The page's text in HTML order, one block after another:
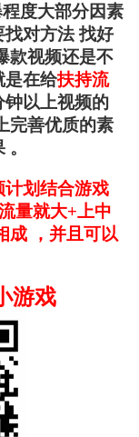
度大部分因素
对方法 找好
款视频还是不
是在给扶持流
钟以上视频的
完善优质的素
划结合游戏
量就大+上中
成 ，并且可以
游戏